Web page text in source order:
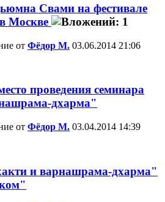
Свами на фестивале
Москве
от Фёдор М. 03.06.2014 21:06
проведения семинара
дхарма"
от Фёдор М. 03.04.2014 14:39
и варнашрама-дхарма"